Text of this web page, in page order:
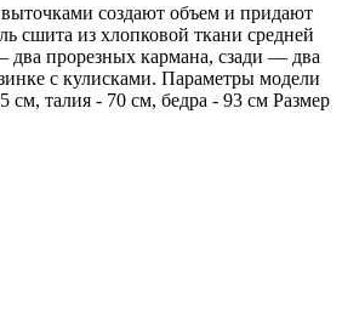
создают объем и придают
сшита из хлопковой ткани средней
прорезных кармана, сзади — два
с кулисками. Параметры модели
см, талия - 70 см, бедра - 93 см Размер